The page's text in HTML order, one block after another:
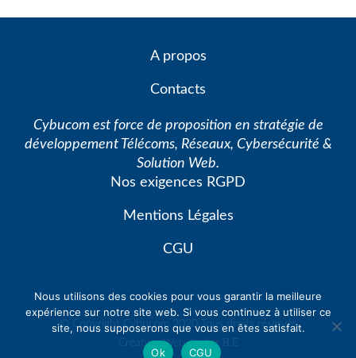
A propos
Contacts
Cybucom est force de proposition en stratégie de
développement Télécoms, Réseaux, Cybersécurité &
Solution Web.
Nos exigences RGPD
Mentions Légales
CGU
© Copyright Cybucom 2020 Tous droits réservés
Création WebAtelier B.E
Nous utilisons des cookies pour vous garantir la meilleure
expérience sur notre site web. Si vous continuez à utiliser ce
site, nous supposerons que vous en êtes satisfait.
Ok
CGU